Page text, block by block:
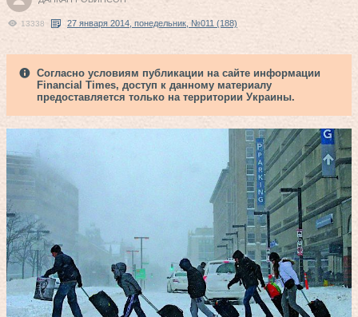
13338 27 января 2014, понедельник, №011 (188)
Согласно условиям публикации на сайте информации
Financial Times, доступ к данному материалу
предоставляется только на территории Украины.